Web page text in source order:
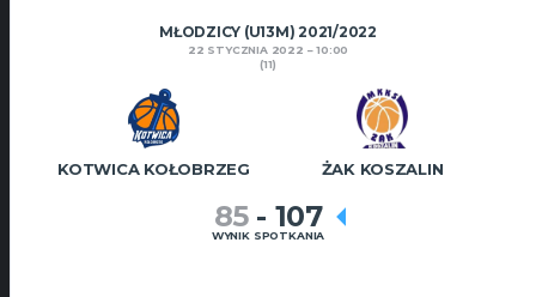
MŁODZICY (U13M) 2021/2022
22 STYCZNIA 2022
10:00
(11)
KOTWICA KOŁOBRZEG ŻAK KOSZALIN
85 - 107
WYNIK SPOTKANIA